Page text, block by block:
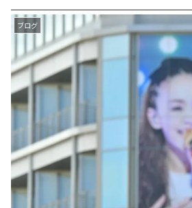
ブログ